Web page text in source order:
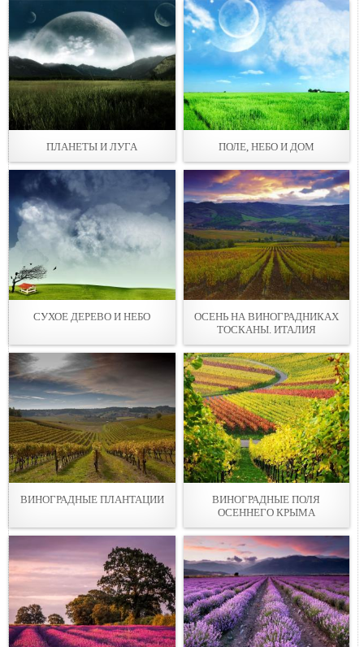
ПЛАНЕТЫ И ЛУГА ПОЛЕ, НЕБО И ДОМ
СУХОЕ ДЕРЕВО И НЕБО
ОСЕНЬ НА ВИНОГРАДНИКАХ
ТОСКАНЫ. ИТАЛИЯ
ВИНОГРАДНЫЕ ПЛАНТАЦИИ
ВИНОГРАДНЫЕ ПОЛЯ
ОСЕННЕГО КРЫМА